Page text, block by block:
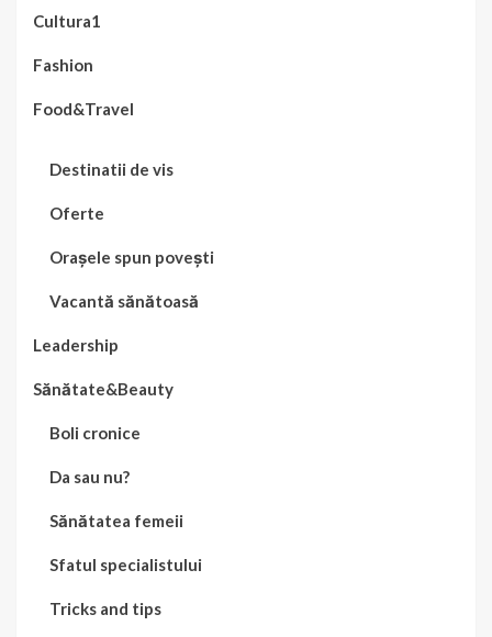
Cultura1
Fashion
Food&Travel
Destinatii de vis
Oferte
Orașele spun povești
Vacantă sănătoasă
Leadership
Sănătate&Beauty
Boli cronice
Da sau nu?
Sănătatea femeii
Sfatul specialistului
Tricks and tips